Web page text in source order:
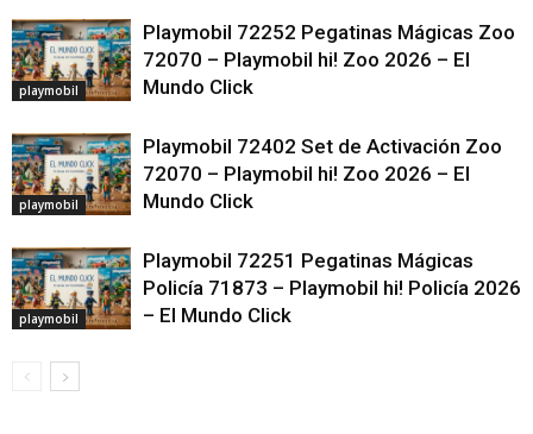
playmobil
Playmobil 72252 Pegatinas Mágicas Zoo
72070 – Playmobil hi! Zoo 2026 – El
Mundo Click
playmobil
Playmobil 72402 Set de Activación Zoo
72070 – Playmobil hi! Zoo 2026 – El
Mundo Click
playmobil
Playmobil 72251 Pegatinas Mágicas
Policía 71873 – Playmobil hi! Policía 2026
– El Mundo Click